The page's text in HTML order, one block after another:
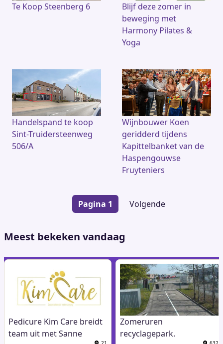
Te Koop Steenberg 6
Blijf deze zomer in
beweging met
Harmony Pilates &
Yoga
Handelspand te koop
Sint-Truidersteenweg
506/A
Wijnbouwer Koen
geridderd tijdens
Kapittelbanket van de
Haspengouwse
Fruyteniers
Pagina 1
Volgende
Volgende
Meest bekeken vandaag
Pedicure Kim Care breidt
team uit met Sanne
Zomeruren
recyclagepark.